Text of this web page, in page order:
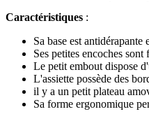
Caractéristiques :
Sa base est
Ses petites encoches
Le petit embout dispose
L'assiette possède des
il y a un petit plateau
Sa forme ergonomique